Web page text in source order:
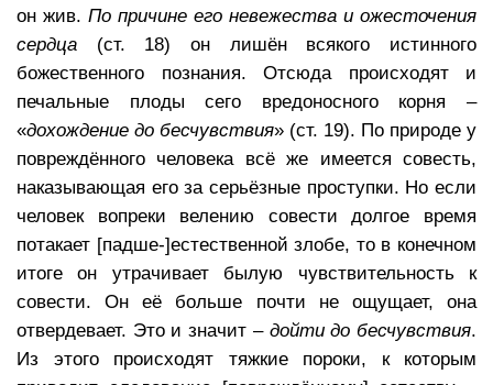
он жив. По причине его невежества и ожесточения
сердца (ст. 18) он лишён всякого истинного
божественного познания. Отсюда происходят и
печальные плоды сего вредоносного корня –
«дохождение до бесчувствия» (ст. 19). По природе у
повреждённого человека всё же имеется совесть,
наказывающая его за серьёзные проступки. Но если
человек вопреки велению совести долгое время
потакает [падше-]естественной злобе, то в конечном
итоге он утрачивает былую чувствительность к
совести. Он её больше почти не ощущает, она
отвердевает. Это и значит – дойти до бесчувствия.
Из этого происходят тяжкие пороки, к которым